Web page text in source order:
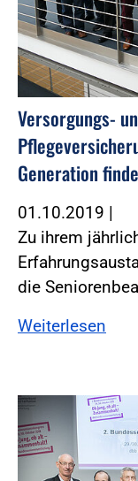
Versorgungs-
Generation
01.10.2019 |
Zu ihrem
die
Weiterlesen